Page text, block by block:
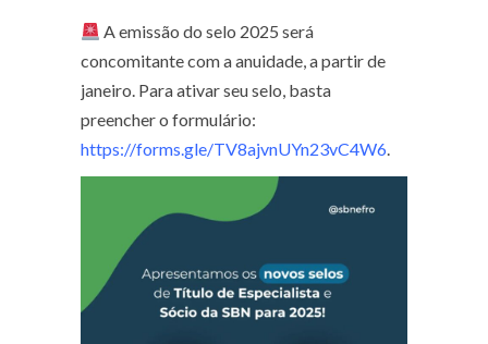
A emissão do selo 2025 será
concomitante com a anuidade, a partir de
janeiro. Para ativar seu selo, basta
preencher o formulário:
https://forms.gle/TV8ajvnUYn23vC4W6.